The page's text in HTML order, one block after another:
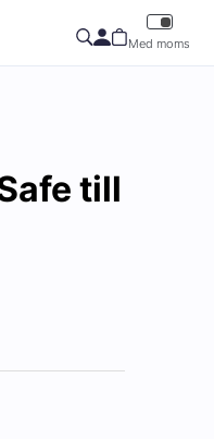
Med moms
till